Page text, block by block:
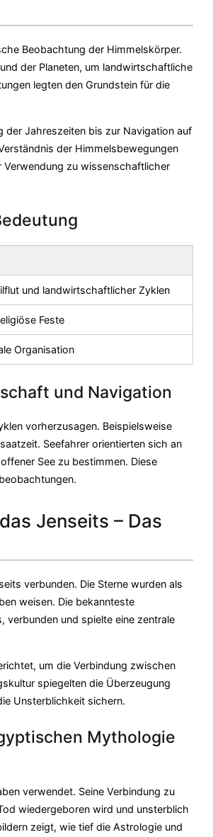
Beobachtung der Himmelskörper.
der Planeten, um landwirtschaftliche
legten den Grundstein für die
der Jahreszeiten bis zur Navigation auf
der Himmelsbewegungen
zu wissenschaftlicher
und landwirtschaftlicher Zyklen
Feste
Organisation
und Navigation
vorherzusagen. Beispielsweise
Seefahrer orientierten sich an
See zu bestimmen. Diese
Jenseits – Das
verbunden. Die Sterne wurden als
weisen. Die bekannteste
verbunden und spielte eine zentrale
um die Verbindung zwischen
spiegelten die Überzeugung
Unsterblichkeit sichern.
Mythologie
verwendet. Seine Verbindung zu
wiedergeboren wird und unsterblich
zeigt, wie tief die Astrologie und